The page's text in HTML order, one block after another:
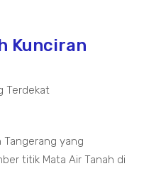
Kunciran
Terdekat
Tangerang yang
titik Mata Air Tanah di